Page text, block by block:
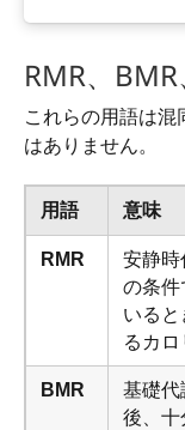
RMR、
これらの用語は混
はありません。
用語 意味
RMR
安静時
の条件
いる
るカロ
BMR
基礎代
後、十